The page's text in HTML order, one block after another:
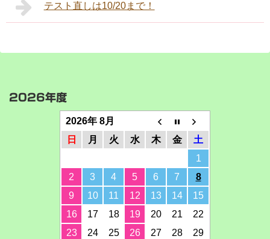
テスト直しは10/20まで！
2026年度
2026年 8月
日
月 火 水 木 金
土
1
2
3 4 5 6 7
8
9
10 11 12 13 14
15
16
17 18 19 20 21
22
23
24 25 26 27 28
29